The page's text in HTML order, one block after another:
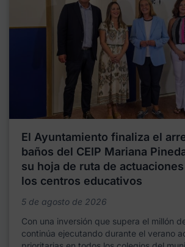
El Ayuntamiento finaliza el
baños del CEIP Mariana
su hoja de ruta de
los centros educativos
5 de agosto de 2026
Con una inversión que supera el millón
continúa ejecutando durante el verano